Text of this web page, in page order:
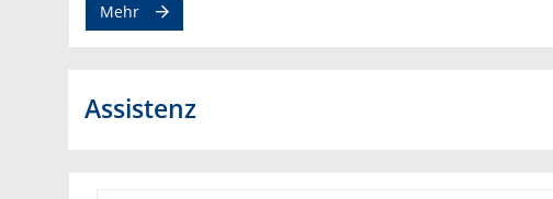
Mehr
Assistenz